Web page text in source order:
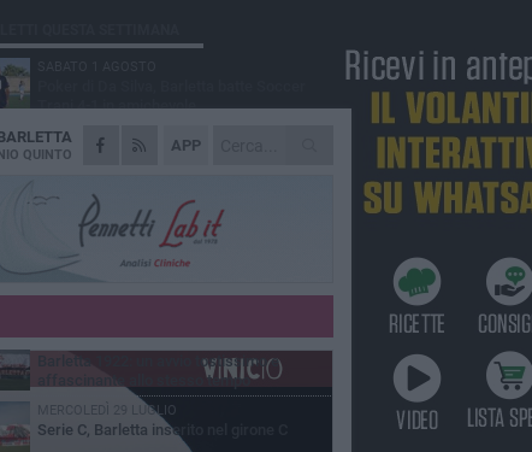
APP
QUINTO
Trani 4-1 in amichevole
VENERDÌ 31 LUGLIO
Serie C Sky Wifi: fissate date e orari delle
VENERDÌ 31 LUGLIO
Il calcio italiano piange l'immenso Franco
Baresi
GIOVEDÌ 6 AGOSTO
Addio a mister Marchioro. L'uomo del
VENERDÌ 31 LUGLIO
Barletta 1922: un avvio tostissimo e
affascinante allo stesso tempo
MERCOLEDÌ 29 LUGLIO
Serie C, Barletta inserito nel girone C